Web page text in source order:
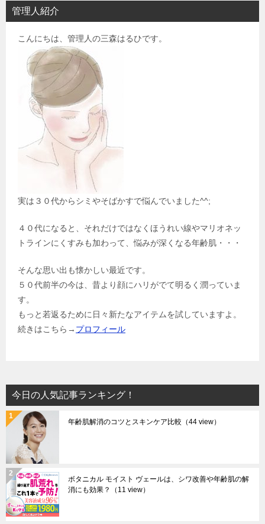
シ
管理人紹介
こんにちは、管理人の三森はるひです。
実は３０代からシミやそばかすで悩んでいました^^;
４０代になると、それだけではなくほうれい線やマリオネッ
トラインにくすみも加わって、悩みが深くなる年齢肌・・・
そんな思い出も懐かしい最近です。
５０代前半の今は、昔より顔にハリがでて明るく潤っていま
す。
もっと若返るために日々新たなアイテムを試していますよ。
続きはこちら→ プロフィール
今日の人気記事ランキング！
年齢肌解消のコツとスキンケア比較 （44 view）
ボタニカル モイスト ヴェールは、シワ改善や年齢肌の解
消にも効果？
（11 view）